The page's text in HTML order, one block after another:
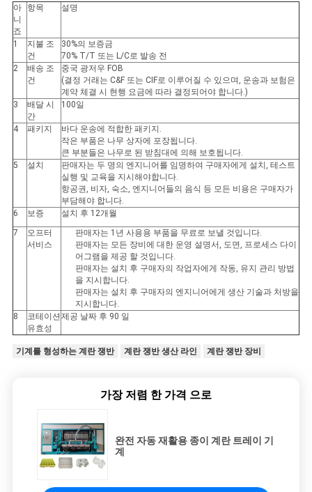
아
니
죠
항목 설명
1
지불 조
건
30%의 보증금
70% T/T 또는 L/C로 발송 전
2
배송 조
건
중국 광저우 FOB
(결정 거래는 C&F 또는 CIF로 이루어질 수 있으며, 운송과 보험은
계약 체결 시 현행 요금에 따라 결정되어야 합니다.)
3
배달 시
간
100일
4 패키지
바다 운송에 적합한 패키지.
작은 부품은 나무 상자에 포장됩니다.
큰 부분들은 나무로 된 받침대에 의해 보호됩니다.
5
설치
판매자는 두 명의 엔지니어를 임명하여 구매자에게 설치, 테스트
실행 및 교육을 지시해야합니다.
항공권, 비자, 숙소, 엔지니어들의 음식 등 모든 비용은 구매자가
부담해야 합니다.
6
보증
설치 후 12개월
7
오프터
서비스
판매자는 1년 사용용 부품을 무료로 보낼 것입니다.
판매자는 모든 장비에 대한 운영 설명서, 도면, 프로세스 다이
어그램을 제공 할 것입니다.
판매자는 설치 후 구매자의 작업자에게 작동, 유지 관리 방법
을 지시합니다.
판매자는 설치 후 구매자의 엔지니어에게 생산 기술과 처방을
지시합니다.
8
코테이션
유효성
제공 날짜 후 90 일
기계를 형성하는 계란 쟁반 계란 쟁반 생산 라인 계란 쟁반 장비
가장 저렴 한 가격 으로
완전 자동 재활용 종이 계란 트레이 기
계